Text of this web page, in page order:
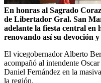
En honras al Sagrado
de Libertador Gral. San
adelante la fiesta central en
renovando así su devoción
El vicegobernador Alberto
acompañó al intendente
Daniel Fernández en la
la región.